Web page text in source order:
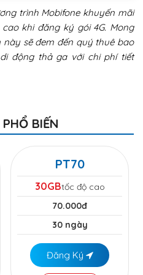
trình Mobifone khuyến mãi
khi đăng ký gói 4G. Mong
sẽ đem đến quý thuê bao
động thả ga với chi phí tiết
BIẾN
PT70
30GBtốc độ cao
70.000đ
30 ngày
Đăng Ký